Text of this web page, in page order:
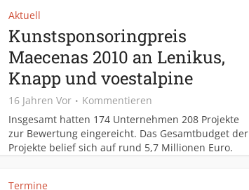
Aktuell
Kunstsponsoringpreis
Maecenas 2010 an Lenikus,
Knapp und voestalpine
16 Jahren Vor
Kommentieren
Insgesamt hatten 174 Unternehmen 208 Projekte
zur Bewertung eingereicht. Das Gesamtbudget der
Projekte belief sich auf rund 5,7 Millionen Euro.
Termine